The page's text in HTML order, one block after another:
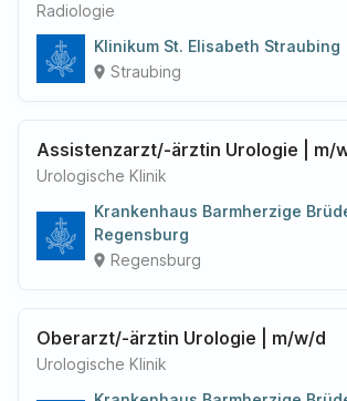
Radiologie
Klinikum St. Elisabeth Straubing
place Straubing
Assistenzarzt/-ärztin Urologie | m/
Urologische Klinik
Krankenhaus Barmherzige
Regensburg
place Regensburg
Oberarzt/-ärztin Urologie | m/w/d
Urologische Klinik